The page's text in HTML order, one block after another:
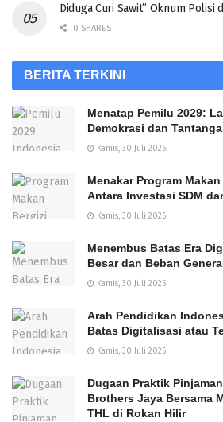
Diduga Curi Sawit” Oknum Polisi
0 SHARES
BERITA TERKINI
Menatap Pemilu 2029:
Demokrasi dan
Kamis, 30 Juli 2026
Menakar Program
Antara Investasi SDM
Kamis, 30 Juli 2026
Menembus Batas Era
Besar dan Beban
Kamis, 30 Juli 2026
Arah Pendidikan
Batas Digitalisasi atau
Kamis, 30 Juli 2026
Dugaan Praktik
Brothers Jaya Bersama
THL di Rokan Hilir